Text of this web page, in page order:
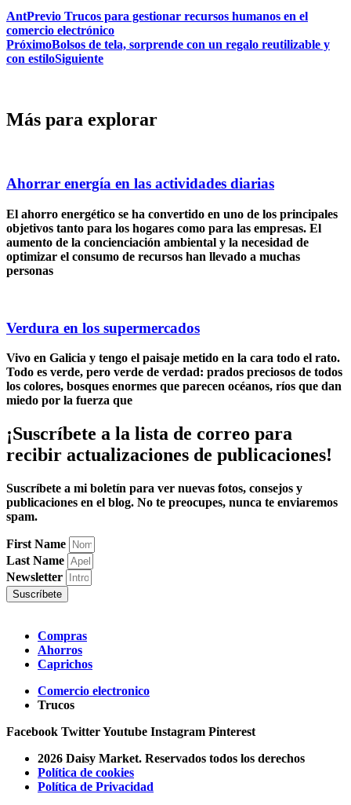
AntPrevio Trucos para gestionar recursos humanos en el
comercio electrónico
PróximoBolsos de tela, sorprende con un regalo reutilizable y
con estiloSiguiente
Más para explorar
Ahorrar energía en las actividades diarias
El ahorro energético se ha convertido en uno de los principales
objetivos tanto para los hogares como para las empresas. El
aumento de la concienciación ambiental y la necesidad de
optimizar el consumo de recursos han llevado a muchas
personas
Verdura en los supermercados
Vivo en Galicia y tengo el paisaje metido en la cara todo el rato.
Todo es verde, pero verde de verdad: prados preciosos de todos
los colores, bosques enormes que parecen océanos, ríos que dan
miedo por la fuerza que
¡Suscríbete a la lista de correo para
recibir actualizaciones de publicaciones!
Suscríbete a mi boletín para ver nuevas fotos, consejos y
publicaciones en el blog. No te preocupes, nunca te enviaremos
spam.
First Name
Last Name
Newsletter
Suscríbete
Compras
Ahorros
Caprichos
Comercio electronico
Trucos
Facebook TwitterYoutube Instagram Pinterest
2026 Daisy Market. Reservados todos los derechos
Política de cookies
Política de Privacidad